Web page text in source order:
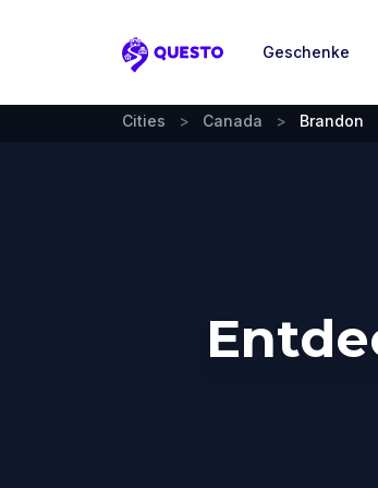
Questo
Geschenke
Cities > Canada > Brandon